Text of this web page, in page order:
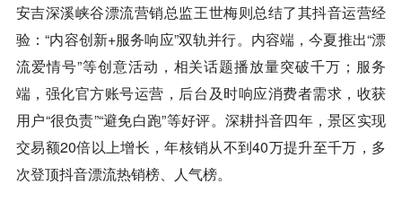
安吉深溪峡谷漂流营销总监王世梅则总结了其抖音运营经
验：“内容创新+服务响应”双轨并行。内容端，今夏推出“漂
流爱情号”等创意活动，相关话题播放量突破千万；服务
端，强化官方账号运营，后台及时响应消费者需求，收获
用户“很负责”“避免白跑”等好评。深耕抖音四年，景区实现
交易额20倍以上增长，年核销从不到40万提升至千万，多
次登顶抖音漂流热销榜、人气榜。